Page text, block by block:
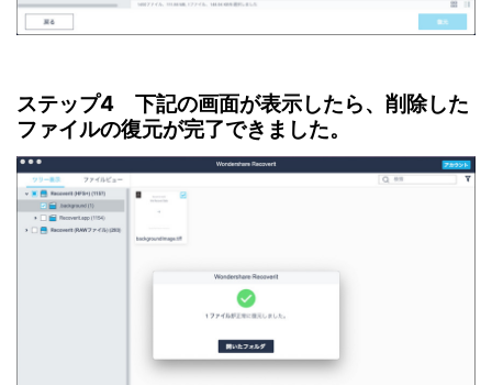
ステップ4 下記の画面が表示したら、削除した
ファイルの復元が完了できました。